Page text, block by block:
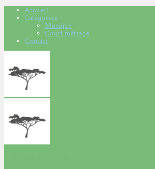
Accueil
Catégories
Musique
Court métrage
Contact